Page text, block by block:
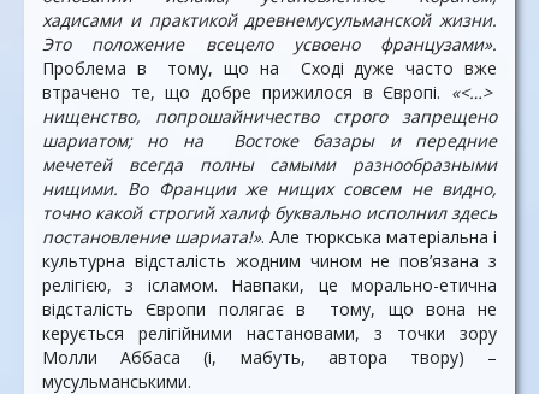
хадисами и практикой древнемусульманской жизни.
Это положение всецело усвоено французами».
Проблема в тому, що на Сході дуже часто вже
втрачено те, що добре прижилося в Європі. «<…>
нищенство, попрошайничество строго запрещено
шариатом; но на Востоке базары и передние
мечетей всегда полны самыми разнообразными
нищими. Во Франции же нищих совсем не видно,
точно какой строгий халиф буквально исполнил здесь
постановление шариата!». Але тюркська матеріальна і
культурна відсталість жодним чином не пов’язана з
релігією, з ісламом. Навпаки, це морально-етична
відсталість Європи полягає в тому, що вона не
керується релігійними настановами, з точки зору
Молли Аббаса (і, мабуть, автора твору) –
мусульманськими.